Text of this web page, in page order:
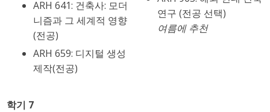
ARH 641: 건축사: 모더
니즘과 그 세계적 영향
(전공)
ARH 659: 디지털 생성
제작(전공)
연구 (전공 선택)
여름에 추천
학기 7